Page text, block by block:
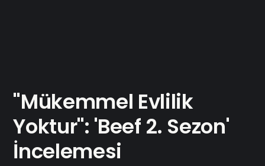
"Mükemmel Evlilik
Yoktur": 'Beef 2. Sezon'
İncelemesi